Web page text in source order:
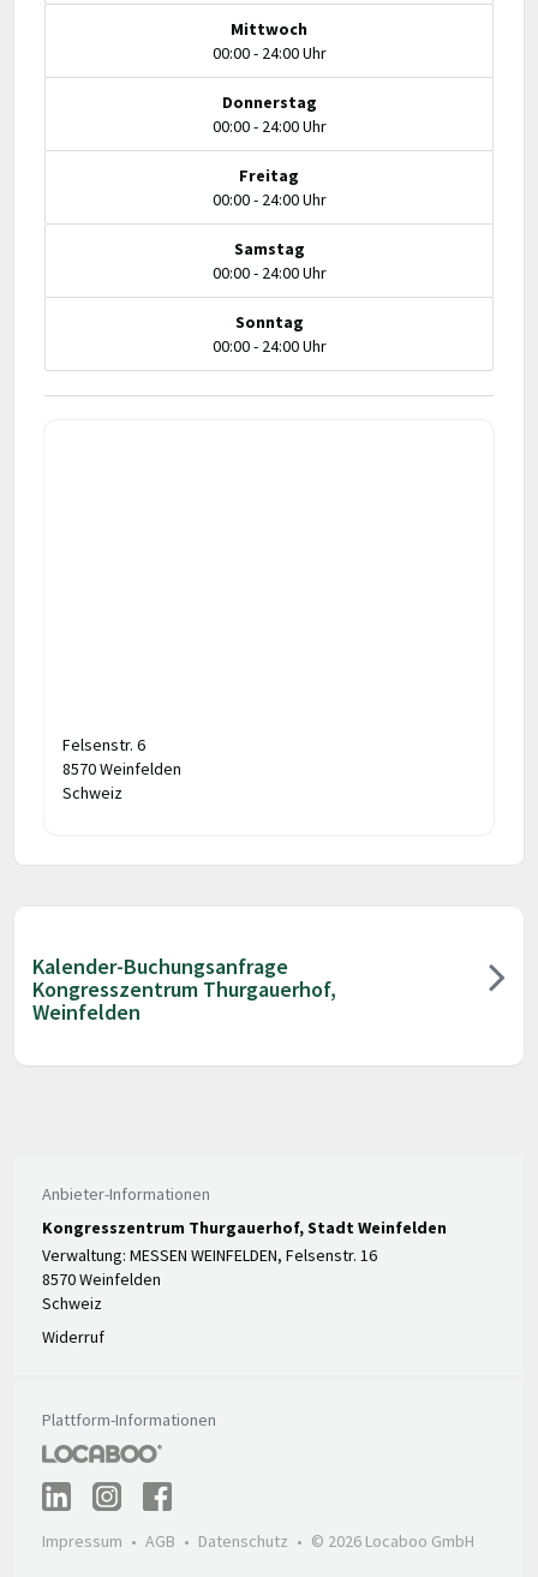
Mittwoch
00:00 - 24:00 Uhr
Donnerstag
00:00 - 24:00 Uhr
Freitag
00:00 - 24:00 Uhr
Samstag
00:00 - 24:00 Uhr
Sonntag
00:00 - 24:00 Uhr
Felsenstr. 6
8570 Weinfelden
Schweiz
Kalender-Buchungsanfrage
Kongresszentrum Thurgauerhof,
Weinfelden
Anbieter-Informationen
Kongresszentrum Thurgauerhof, Stadt Weinfelden
Verwaltung: MESSEN WEINFELDEN, Felsenstr. 16
8570 Weinfelden
Schweiz
Widerruf
Plattform-Informationen
Impressum AGB Datenschutz © 2026 Locaboo GmbH